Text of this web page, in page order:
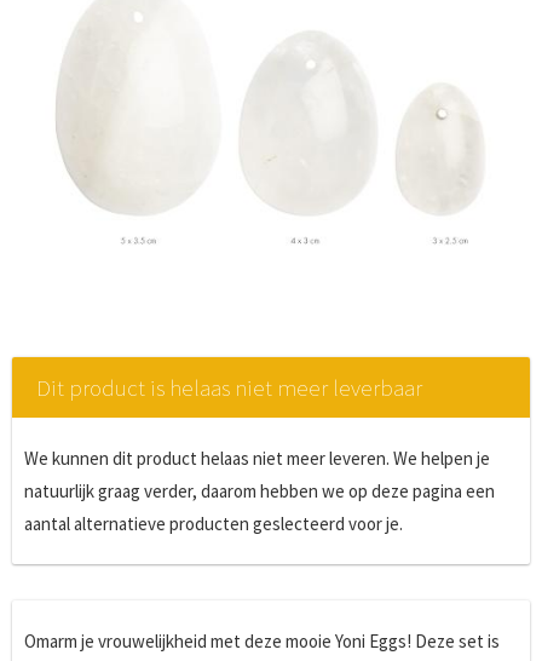
Dit product is helaas niet meer leverbaar
We kunnen dit product helaas niet meer leveren. We helpen je
natuurlijk graag verder, daarom hebben we op deze pagina een
aantal alternatieve producten geslecteerd voor je.
Omarm je vrouwelijkheid met deze mooie Yoni Eggs! Deze set is